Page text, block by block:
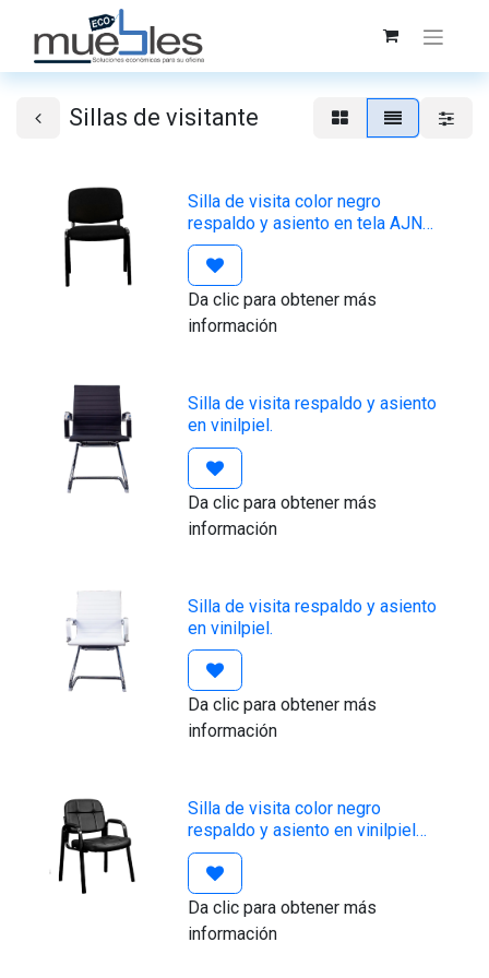
Sillas de visitante
Silla de visita color negro
respaldo y asiento en tela AJN
Furniture™
Da clic para obtener más
información
Silla de visita respaldo y asiento
en vinilpiel.
Da clic para obtener más
información
Silla de visita respaldo y asiento
en vinilpiel.
Da clic para obtener más
información
Silla de visita color negro
respaldo y asiento en vinilpiel
AJN Furniture™
Da clic para obtener más
información